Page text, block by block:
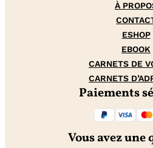
À
ESHOP
EBOOK
CARNETS DE
CARNETS
Paiements
Vous avez une